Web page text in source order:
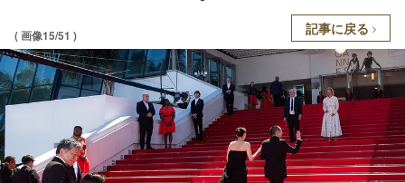
( 画像15/51 ) 記事に戻る